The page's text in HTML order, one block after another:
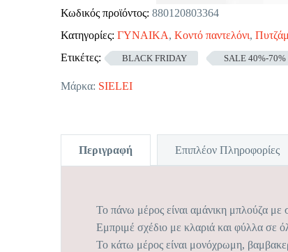
Κωδικός προϊόντος: 880120803364
Κατηγορίες: ΓΥΝΑΙΚΑ, Κοντό παντελόνι,
Ετικέτες:
BLACK FRIDAY SALE 40%-70%
Μάρκα: SIELEI
Περιγραφή Επιπλέον Πληροφορίες
Το πάνω μέρος είναι αμάνικη μπλούζα με
Εμπριμέ σχέδιο με κλαριά και φύλλα σε
Το κάτω μέρος είναι μονόχρωμη,